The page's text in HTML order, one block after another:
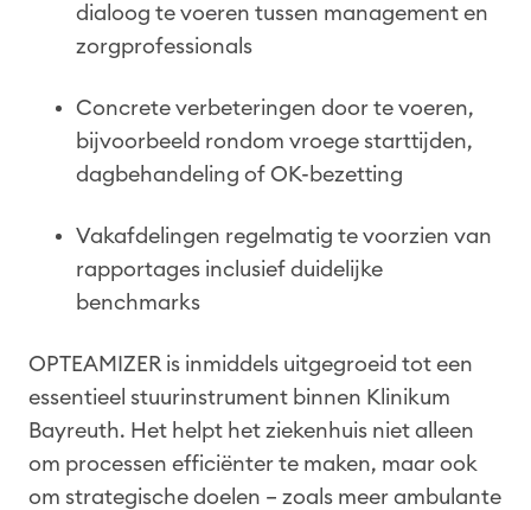
dialoog te voeren tussen management en
zorgprofessionals
Concrete verbeteringen door te voeren,
bijvoorbeeld rondom vroege starttijden,
dagbehandeling of OK-bezetting
Vakafdelingen regelmatig te voorzien van
rapportages inclusief duidelijke
benchmarks
OPTEAMIZER is inmiddels uitgegroeid tot een
essentieel stuurinstrument binnen Klinikum
Bayreuth. Het helpt het ziekenhuis niet alleen
om processen efficiënter te maken, maar ook
om strategische doelen – zoals meer ambulante